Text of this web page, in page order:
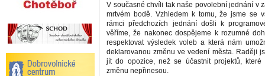
V současné chvíli tak naše povolební jednání v
mrtvém bodě. Vzhledem k tomu, že jsme se
rámci předchozích jednání došli k
věříme, že nakonec dospějeme k rozumné
respektovat výsledek voleb a která nám
deklarovanou změnu ve vedení města. Raději
jít do opozice, než se účastnit projektů, které
změnu nepřinesou.